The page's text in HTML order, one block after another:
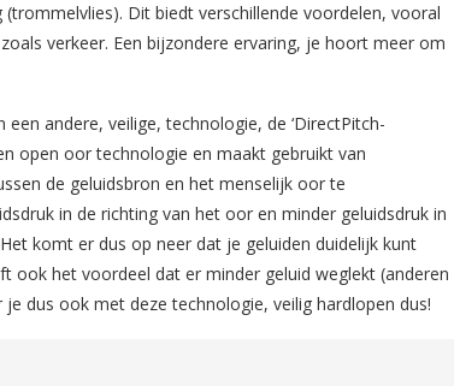
Dit biedt verschillende voordelen, vooral
verkeer. Een bijzondere ervaring, je hoort meer om
andere, veilige, technologie, de ‘DirectPitch-
open oor technologie en maakt gebruikt van
de geluidsbron en het menselijk oor te
in de richting van het oor en minder geluidsdruk in
komt er dus op neer dat je geluiden duidelijk kunt
het voordeel dat er minder geluid weglekt (anderen
dus ook met deze technologie, veilig hardlopen dus!